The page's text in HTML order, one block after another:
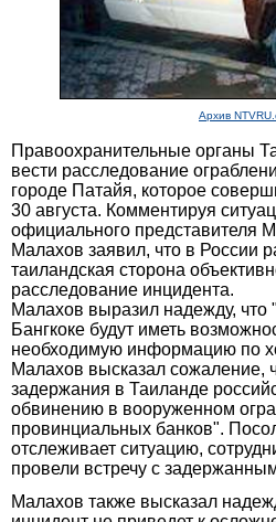
Архив
Правоохранительные органы
вести расследование
городе Патайя, которое
30 августа. Комментируя
официального представителя
Малахов заявил, что в России
таиландская сторона
расследование инцидента.
Малахов выразил надежду, что
Бангкоке будут иметь
необходимую информацию по
Малахов высказал сожаление,
задержания в Таиланде
обвинению в вооруженном
провинциальных банков".
отслеживает ситуацию,
провели встречу с
Малахов также высказал